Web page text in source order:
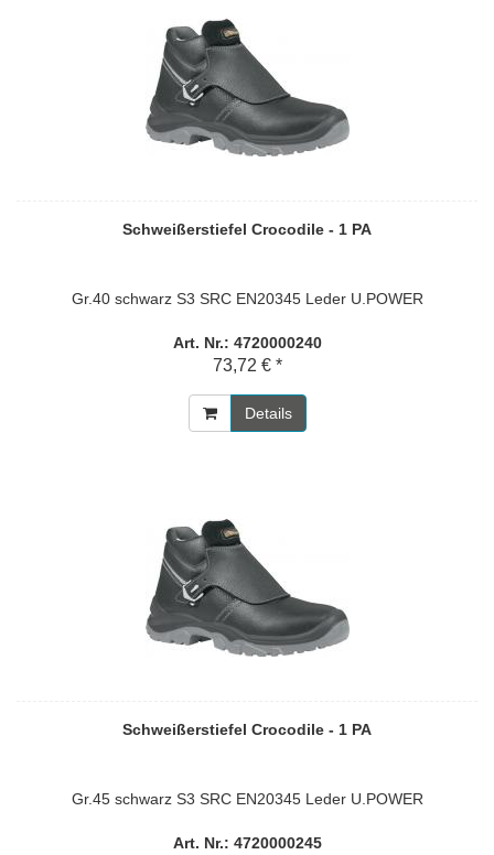
Schweißerstiefel Crocodile - 1 PA
Gr.40 schwarz S3 SRC EN20345 Leder U.POWER
Art. Nr.: 4720000240
73,72 € *
Details
Schweißerstiefel Crocodile - 1 PA
Gr.45 schwarz S3 SRC EN20345 Leder U.POWER
Art. Nr.: 4720000245